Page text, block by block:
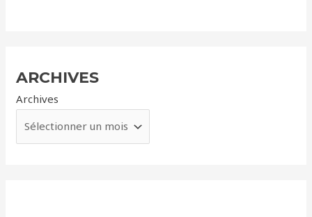
ARCHIVES
Archives